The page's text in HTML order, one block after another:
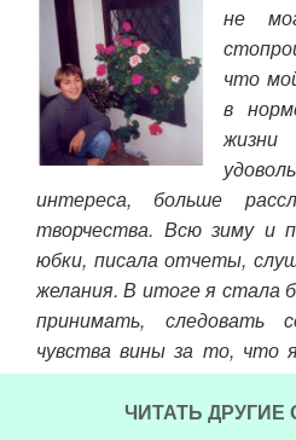
не
что
в
интереса, больше
творчества. Всю зиму и
юбки, писала отчеты,
желания. В итоге я стала
принимать, следовать
чувства вины за то, что
работаю, уделяю время
уходу за собой.
ЧИТАТЬ